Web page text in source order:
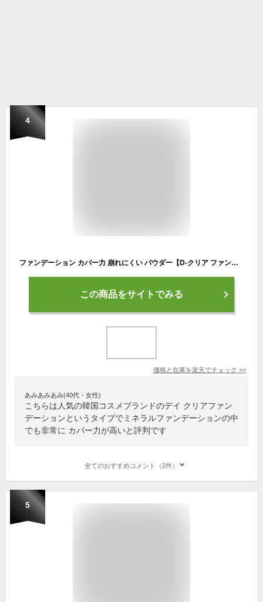
4
ファンデーション カバー力 崩れにくい パウダー【D-クリア ファンデーション 12g】 毛穴レス 陶器肌 40代 50代 敏感肌 混合肌 インナードライ 韓国コスメ ミネラル 60代 プレゼント プチプラ d-ray
この商品をサイトでみる
価格と在庫を楽天でチェック >>
あみあみあみ(40代・女性)
こちらは人気の韓国コスメブランドのデイ クリアファン
デーションというタイプでミネラルファンデーションの中
でも非常に カバー力が高いと評判です
全てのおすすめコメント（2件）
5